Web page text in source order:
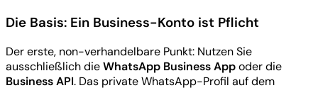
Die Basis: Ein Business-Konto ist Pflicht
Der erste, non-verhandelbare Punkt: Nutzen Sie
ausschließlich dieWhatsApp Business Appoder die
Business API. Das private WhatsApp-Profil auf dem